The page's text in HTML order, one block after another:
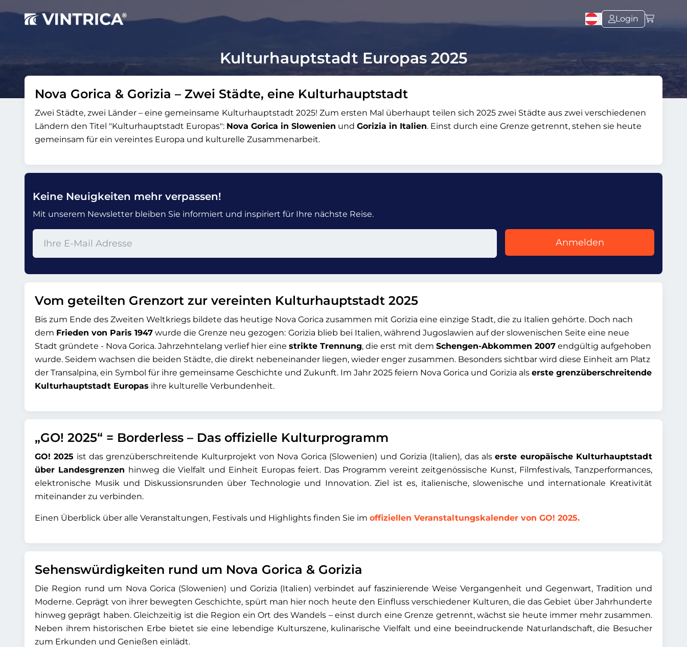
Login
Kulturhauptstadt Europas 2025
Nova Gorica & Gorizia – Zwei Städte, eine Kulturhauptstadt
Zwei Städte, zwei Länder – eine gemeinsame Kulturhauptstadt 2025! Zum ersten Mal überhaupt teilen sich 2025 zwei Städte aus zwei verschiedenen
Ländern den Titel "Kulturhauptstadt Europas": Nova Gorica in Slowenien und Gorizia in Italien. Einst durch eine Grenze getrennt, stehen sie heute
gemeinsam für ein vereintes Europa und kulturelle Zusammenarbeit.
Keine Neuigkeiten mehr verpassen!
Mit unserem Newsletter bleiben Sie informiert und inspiriert für Ihre nächste Reise.
Anmelden
Vom geteilten Grenzort zur vereinten Kulturhauptstadt 2025
Bis zum Ende des Zweiten Weltkriegs bildete das heutige Nova Gorica zusammen mit Gorizia eine einzige Stadt, die zu Italien gehörte. Doch nach
dem Frieden von Paris 1947 wurde die Grenze neu gezogen: Gorizia blieb bei Italien, während Jugoslawien auf der slowenischen Seite eine neue
Stadt gründete - Nova Gorica. Jahrzehntelang verlief hier eine strikte Trennung, die erst mit dem Schengen-Abkommen 2007 endgültig aufgehoben
wurde. Seidem wachsen die beiden Städte, die direkt nebeneinander liegen, wieder enger zusammen. Besonders sichtbar wird diese Einheit am Platz
der Transalpina, ein Symbol für ihre gemeinsame Geschichte und Zukunft. Im Jahr 2025 feiern Nova Gorica und Gorizia als erste grenzüberschreitende
Kulturhauptstadt Europas ihre kulturelle Verbundenheit.
„GO! 2025“ = Borderless – Das offizielle Kulturprogramm
GO! 2025 ist das grenzüberschreitende Kulturprojekt von Nova Gorica (Slowenien) und Gorizia (Italien), das alserste europäische Kulturhauptstadt
über Landesgrenzen hinweg die Vielfalt und Einheit Europas feiert. Das Programm vereint zeitgenössische Kunst, Filmfestivals, Tanzperformances,
elektronische Musik und Diskussionsrunden über Technologie und Innovation. Ziel ist es, italienische, slowenische und internationale Kreativität
miteinander zu verbinden.
Einen Überblick über alle Veranstaltungen, Festivals und Highlights finden Sie im offiziellen Veranstaltungskalender von GO! 2025.
Sehenswürdigkeiten rund um Nova Gorica & Gorizia
Die Region rund um Nova Gorica (Slowenien) und Gorizia (Italien) verbindet auf faszinierende Weise Vergangenheit und Gegenwart, Tradition und
Moderne. Geprägt von ihrer bewegten Geschichte, spürt man hier noch heute den Einfluss verschiedener Kulturen, die das Gebiet über Jahrhunderte
hinweg geprägt haben. Gleichzeitig ist die Region ein Ort des Wandels – einst durch eine Grenze getrennt, wächst sie heute immer mehr zusammen.
Neben ihrem historischen Erbe bietet sie eine lebendige Kulturszene, kulinarische Vielfalt und eine beeindruckende Naturlandschaft, die Besucher
zum Erkunden und Genießen einlädt.